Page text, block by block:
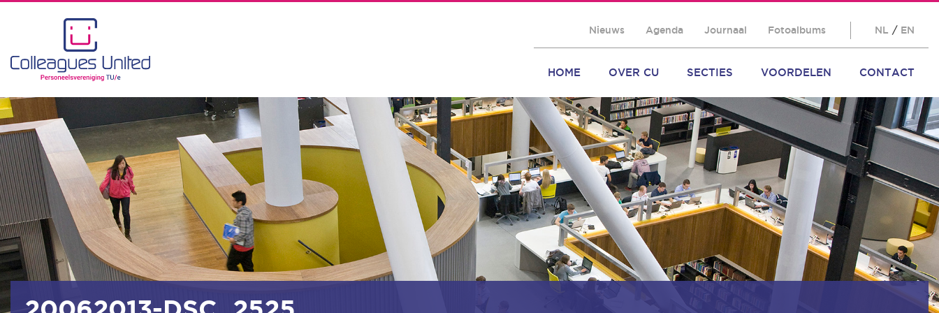
Nieuws Agenda Journaal Fotoalbums NL / EN
HOME OVER CU SECTIES VOORDELEN CONTACT